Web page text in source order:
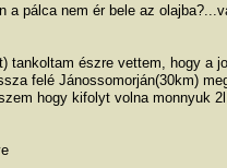
pálca nem ér bele az
tankoltam észre vettem, hogy
felé Jánossomorján(30km)
hogy kifolyt volna monnyuk